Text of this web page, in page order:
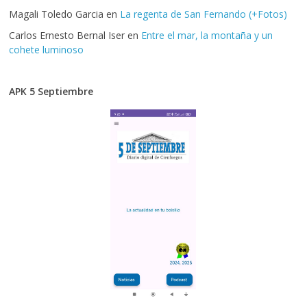
Magali Toledo Garcia en La regenta de San Fernando (+Fotos)
Carlos Ernesto Bernal Iser en Entre el mar, la montaña y un
cohete luminoso
APK 5 Septiembre